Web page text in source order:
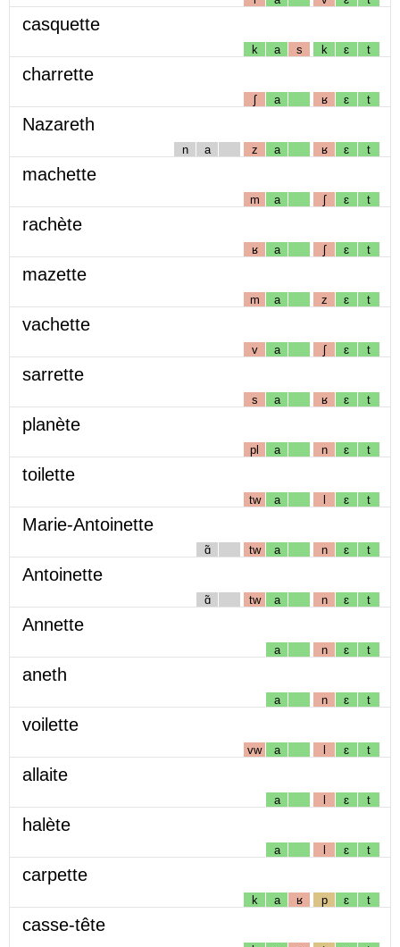
casquette
k a s k ɛ t
charrette
ʃ a ʁ ɛ t
Nazareth
n a z a ʁ ɛ t
machette
m a ʃ ɛ t
rachète
ʁ a ʃ ɛ t
mazette
m a z ɛ t
vachette
v a ʃ ɛ t
sarrette
s a ʁ ɛ t
planète
pl a n ɛ t
toilette
tw a l ɛ t
Marie-Antoinette
ɑ̃ tw a n ɛ t
Antoinette
ɑ̃ tw a n ɛ t
Annette
a n ɛ t
aneth
a n ɛ t
voilette
vw a l ɛ t
allaite
a l ɛ t
halète
a l ɛ t
carpette
k a ʁ p ɛ t
casse-tête